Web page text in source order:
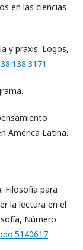
en las ciencias
y praxis. Logos,
América Latina.
Filosofía para
la lectura en el
Número